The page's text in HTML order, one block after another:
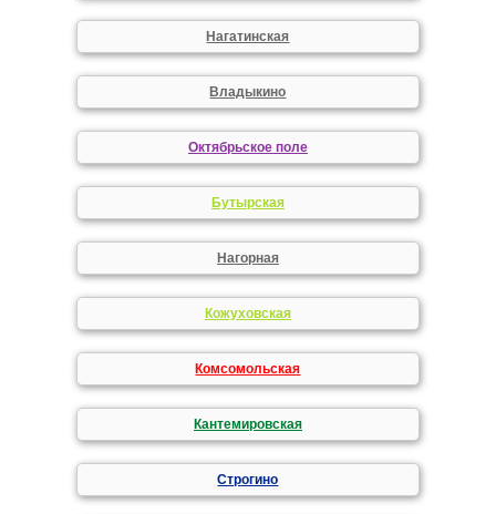
Нагатинская
Владыкино
Октябрьское поле
Бутырская
Нагорная
Кожуховская
Комсомольская
Кантемировская
Строгино